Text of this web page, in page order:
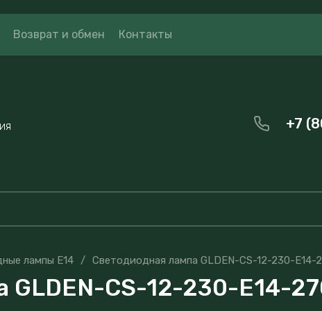
Возврат и обмен Контакты
+7
лампы E14 / Светодиодная лампа GLDEN-CS-12-230-E14-
GLDEN-CS-12-230-E14-